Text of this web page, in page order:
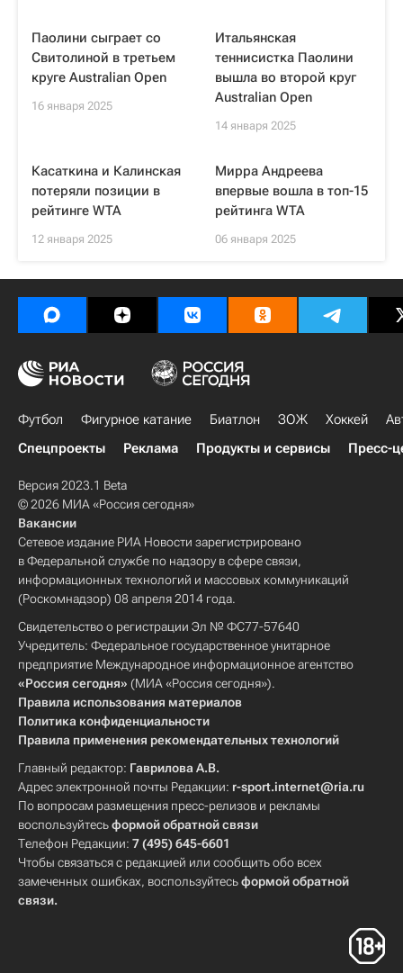
Паолини сыграет со
Свитолиной в третьем
круге Australian Open
16 января 2025
Итальянская
теннисистка Паолини
вышла во второй круг
Australian Open
14 января 2025
Касаткина и Калинская
потеряли позиции в
рейтинге WTA
12 января 2025
Мирра Андреева
впервые вошла в топ-15
рейтинга WTA
06 января 2025
Футбол Фигурное катание Биатлон ЗОЖ Хоккей
Спецпроекты
Реклама Продукты и сервисы Пресс-
Версия 2023.1 Beta
© 2026 МИА «Россия сегодня»
Вакансии
Сетевое издание РИА Новости зарегистрировано
в Федеральной службе по надзору в сфере связи,
информационных технологий и массовых коммуникаций
(Роскомнадзор) 08 апреля 2014 года.
Свидетельство о регистрации Эл № ФС77-57640
Учредитель: Федеральное государственное унитарное
предприятие Международное информационное агентство
«Россия сегодня» (МИА «Россия сегодня»).
Правила использования материалов
Политика конфиденциальности
Правила применения рекомендательных технологий
Главный редактор: Гаврилова А.В.
Адрес электронной почты Редакции: r-sport.internet@ria.ru
По вопросам размещения пресс-релизов и рекламы
воспользуйтесьформой обратной связи
Телефон Редакции: 7 (495) 645-6601
Чтобы связаться с редакцией или сообщить обо всех
замеченных ошибках, воспользуйтесьформой обратной
связи.